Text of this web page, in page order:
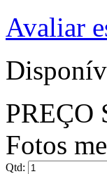
Avaliar
PREÇO
Fotos
Qtd: